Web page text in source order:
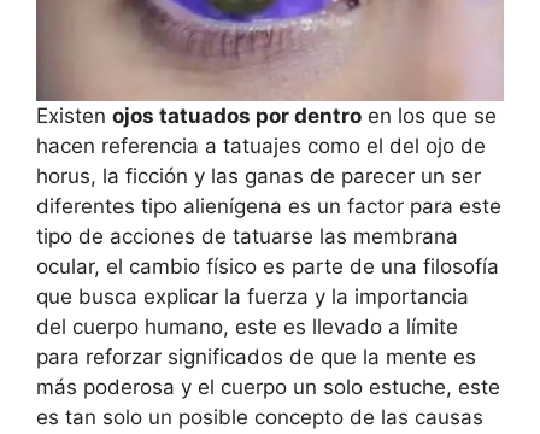
Existen ojos tatuados por dentro en los que se
hacen referencia a tatuajes como el del ojo de
horus, la ficción y las ganas de parecer un ser
diferentes tipo alienígena es un factor para este
tipo de acciones de tatuarse las membrana
ocular, el cambio físico es parte de una filosofía
que busca explicar la fuerza y la importancia
del cuerpo humano, este es llevado a límite
para reforzar significados de que la mente es
más poderosa y el cuerpo un solo estuche, este
es tan solo un posible concepto de las causas